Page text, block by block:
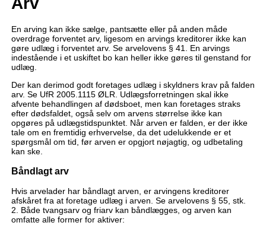
En arving kan ikke sælge, pantsætte eller på anden måde
overdrage forventet arv, ligesom en arvings kreditorer ikke kan
gøre udlæg i forventet arv. Se arvelovens § 41. En arvings
indestående i et uskiftet bo kan heller ikke gøres til genstand for
udlæg.
Der kan derimod godt foretages udlæg i skyldners krav på falden
arv. Se UfR 2005.1115 ØLR. Udlægsforretningen skal ikke
afvente behandlingen af dødsboet, men kan foretages straks
efter dødsfaldet, også selv om arvens størrelse ikke kan
opgøres på udlægstidspunktet. Når arven er falden, er der ikke
tale om en fremtidig erhvervelse, da det udelukkende er et
spørgsmål om tid, før arven er opgjort nøjagtig, og udbetaling
kan ske.
Båndlagt arv
Hvis arvelader har båndlagt arven, er arvingens kreditorer
afskåret fra at foretage udlæg i arven. Se arvelovens § 55, stk.
2. Både tvangsarv og friarv kan båndlægges, og arven kan
omfatte alle former for aktiver: